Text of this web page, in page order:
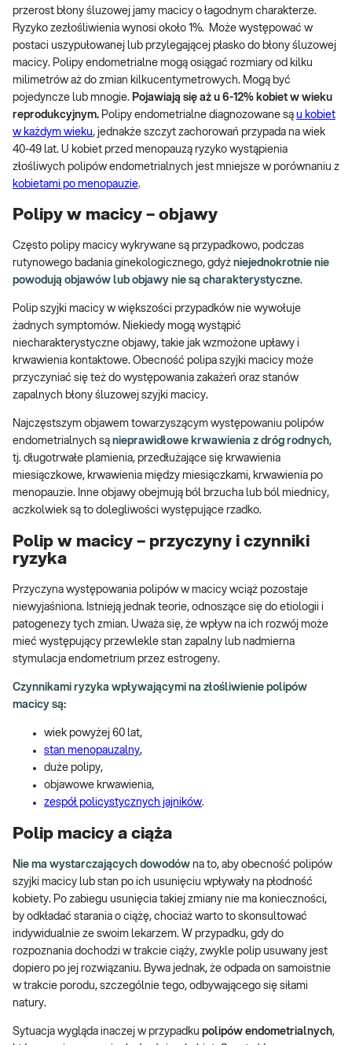
przerost błony śluzowej jamy macicy o łagodnym charakterze.
Ryzyko zezłośliwienia wynosi około 1%. Może występować w
postaci uszypułowanej lub przylegającej płasko do błony śluzowej
macicy. Polipy endometrialne mogą osiągać rozmiary od kilku
milimetrów aż do zmian kilkucentymetrowych. Mogą być
pojedyncze lub mnogie. Pojawiają się aż u 6-12% kobiet w wieku
reprodukcyjnym. Polipy endometrialne diagnozowane są u kobiet
w każdym wieku, jednakże szczyt zachorowań przypada na wiek
40-49 lat. U kobiet przed menopauzą ryzyko wystąpienia
złośliwych polipów endometrialnych jest mniejsze w porównaniu z
kobietami po menopauzie.
Polipy w macicy – objawy
Często polipy macicy wykrywane są przypadkowo, podczas
rutynowego badania ginekologicznego, gdyż niejednokrotnie nie
powodują objawów lub objawy nie są charakterystyczne.
Polip szyjki macicy w większości przypadków nie wywołuje
żadnych symptomów. Niekiedy mogą wystąpić
niecharakterystyczne objawy, takie jak wzmożone upławy i
krwawienia kontaktowe. Obecność polipa szyjki macicy może
przyczyniać się też do występowania zakażeń oraz stanów
zapalnych błony śluzowej szyjki macicy.
Najczęstszym objawem towarzyszącym występowaniu polipów
endometrialnych są nieprawidłowe krwawienia z dróg rodnych,
tj. długotrwałe plamienia, przedłużające się krwawienia
miesiączkowe, krwawienia między miesiączkami, krwawienia po
menopauzie. Inne objawy obejmują ból brzucha lub ból miednicy,
aczkolwiek są to dolegliwości występujące rzadko.
Polip w macicy – przyczyny i czynniki
ryzyka
Przyczyna występowania polipów w macicy wciąż pozostaje
niewyjaśniona. Istnieją jednak teorie, odnoszące się do etiologii i
patogenezy tych zmian. Uważa się, że wpływ na ich rozwój może
mieć występujący przewlekle stan zapalny lub nadmierna
stymulacja endometrium przez estrogeny.
Czynnikami ryzyka wpływającymi na złośliwienie polipów
macicy są:
wiek powyżej 60 lat,
stan menopauzalny,
duże polipy,
objawowe krwawienia,
zespół policystycznych jajników.
Polip macicy a ciąża
Nie ma wystarczających dowodów na to, aby obecność polipów
szyjki macicy lub stan po ich usunięciu wpływały na płodność
kobiety. Po zabiegu usunięcia takiej zmiany nie ma konieczności,
by odkładać starania o ciążę, chociaż warto to skonsultować
indywidualnie ze swoim lekarzem. W przypadku, gdy do
rozpoznania dochodzi w trakcie ciąży, zwykle polip usuwany jest
dopiero po jej rozwiązaniu. Bywa jednak, że odpada on samoistnie
w trakcie porodu, szczególnie tego, odbywającego się siłami
natury.
Sytuacja wygląda inaczej w przypadku polipów endometrialnych,